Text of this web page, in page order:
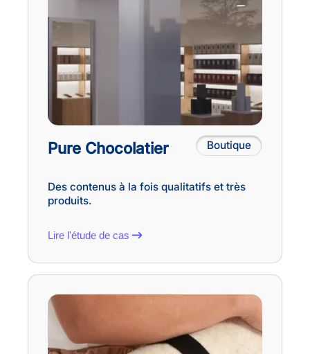
Pure Chocolatier Boutique
Des contenus à la fois qualitatifs et très
produits.
Lire l'étude de cas